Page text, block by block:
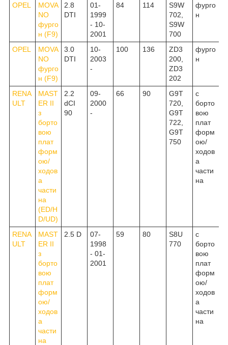
OPEL
MOVA
NO
фурго
н (F9)
2.8
DTI
01-
1999
- 10-
2001
84 114
S9W
702,
S9W
700
фурго
н
OPEL
MOVA
NO
фурго
н (F9)
3.0
DTI
10-
2003
-
100 136
ZD3
200,
ZD3
202
фурго
н
RENA
ULT
MAST
ER II
з
борто
вою
плат
форм
ою/
ходов
а
части
на
(ED/H
D/UD)
2.2
dCI
90
09-
2000
-
66 90
G9T
720,
G9T
722,
G9T
750
c
борто
вою
плат
форм
ою/
ходов
а
части
на
RENA
ULT
MAST
ER II
з
борто
вою
плат
форм
ою/
ходов
а
части
на
2.5 D
07-
1998
- 01-
2001
59 80
S8U
770
c
борто
вою
плат
форм
ою/
ходов
а
части
на